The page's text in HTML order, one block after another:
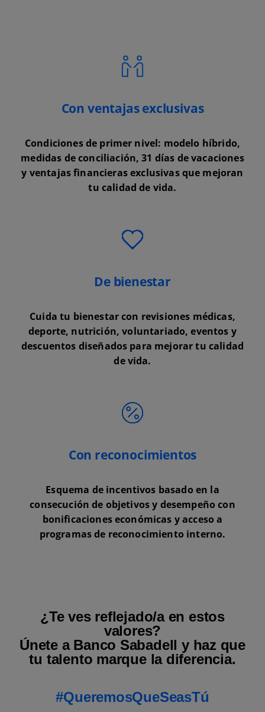
Con ventajas exclusivas
Condiciones de primer nivel: modelo híbrido,
medidas de conciliación, 31 días de vacaciones
y ventajas financieras exclusivas que mejoran
tu calidad de vida.
De bienestar
Cuida tu bienestar con revisiones médicas,
deporte, nutrición, voluntariado, eventos y
descuentos diseñados para mejorar tu calidad
de vida.
Con reconocimientos
Esquema de incentivos basado en la
consecución de objetivos y desempeño con
bonificaciones económicas y acceso a
programas de reconocimiento interno.
¿Te ves reflejado/a en estos
valores?
Únete a Banco Sabadell y haz que
tu talento marque la diferencia.
#QueremosQueSeasTú